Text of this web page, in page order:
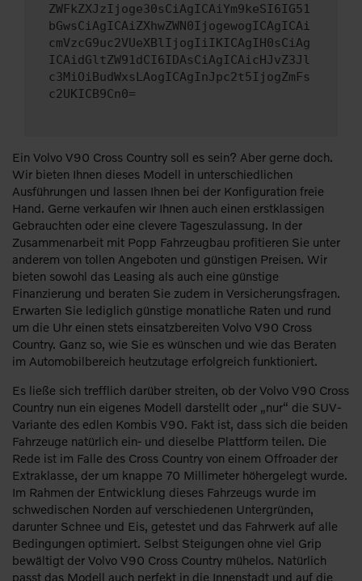
ZWFkZXJzIjoge30sCiAgICAiYm9keSI6IG51
bGwsCiAgICAiZXhwZWN0IjogewogICAgICAi
cmVzcG9uc2VUeXBlIjogIiIKICAgIH0sCiAg
ICAidGltZW91dCI6IDAsCiAgICAicHJvZ3Jl
c3MiOiBudWxsLAogICAgInJpc2t5IjogZmFs
c2UKICB9Cn0=
Ein Volvo V90 Cross Country soll es sein? Aber gerne doch.
Wir bieten Ihnen dieses Modell in unterschiedlichen
Ausführungen und lassen Ihnen bei der Konfiguration freie
Hand. Gerne verkaufen wir Ihnen auch einen erstklassigen
Gebrauchten oder eine clevere Tageszulassung. In der
Zusammenarbeit mit Popp Fahrzeugbau profitieren Sie unter
anderem von tollen Angeboten und günstigen Preisen. Wir
bieten sowohl das Leasing als auch eine günstige
Finanzierung und beraten Sie zudem in Versicherungsfragen.
Erwarten Sie lediglich günstige monatliche Raten und rund
um die Uhr einen stets einsatzbereiten Volvo V90 Cross
Country. Ganz so, wie Sie es wünschen und wie das Beraten
im Automobilbereich heutzutage erfolgreich funktioniert.
Es ließe sich trefflich darüber streiten, ob der Volvo V90 Cross
Country nun ein eigenes Modell darstellt oder „nur“ die SUV-
Variante des edlen Kombis V90. Fakt ist, dass sich die beiden
Fahrzeuge natürlich ein- und dieselbe Plattform teilen. Die
Rede ist im Falle des Cross Country von einem Offroader der
Extraklasse, der um knappe 70 Millimeter höhergelegt wurde.
Im Rahmen der Entwicklung dieses Fahrzeugs wurde im
schwedischen Norden auf verschiedenen Untergründen,
darunter Schnee und Eis, getestet und das Fahrwerk auf alle
Bedingungen optimiert. Selbst Steigungen ohne viel Grip
bewältigt der Volvo V90 Cross Country mühelos. Natürlich
passt das Modell auch perfekt in die Innenstadt und auf die